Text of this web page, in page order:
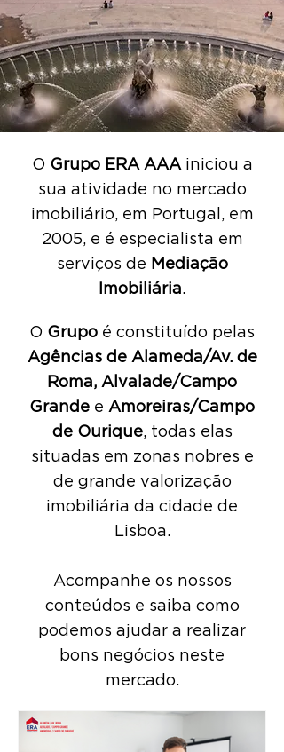
O Grupo ERA AAAiniciou a
sua atividade no mercado
imobiliário, em Portugal, em
2005, e é especialista em
serviços de Mediação
Imobiliária.
O Grupo é constituído pelas
Agências de Alameda/Av. de
Roma, Alvalade/Campo
Grande e Amoreiras/Campo
de Ourique, todas elas
situadas em zonas nobres e
de grande valorização
imobiliária da cidade de
Lisboa.
Acompanhe os nossos
conteúdos e saiba como
podemos ajudar a realizar
bons negócios neste
mercado.